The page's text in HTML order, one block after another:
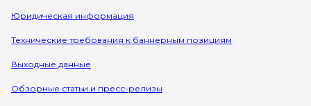
Юридическая информация
Технические требования к баннерным позициям
Выходные данные
Обзорные статьи и пресс-релизы